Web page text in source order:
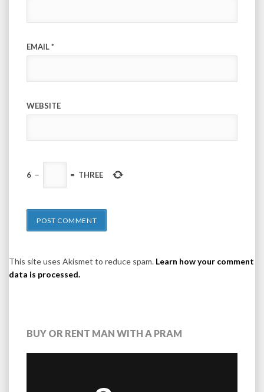
EMAIL*
WEBSITE
6 − = THREE
This site uses Akismet to reduce spam. Learn how your comment
data is processed.
BUY OR RENT MAN WITH A PRAM